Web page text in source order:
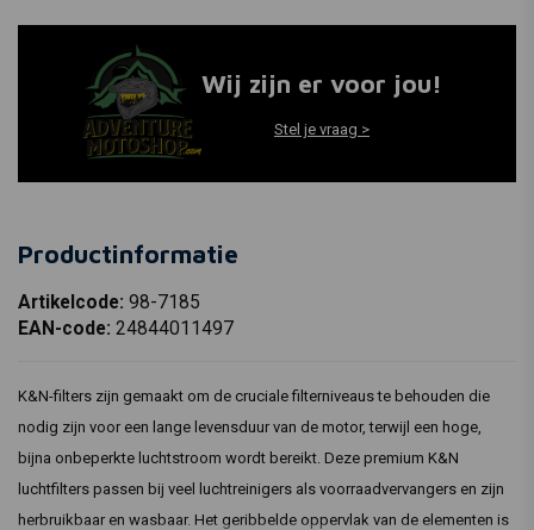
Wij zijn er voor jou!
Stel je vraag >
Productinformatie
Artikelcode: 98-7185
EAN-code: 24844011497
K&N-filters zijn gemaakt om de cruciale filterniveaus te behouden die
nodig zijn voor een lange levensduur van de motor, terwijl een hoge,
bijna onbeperkte luchtstroom wordt bereikt. Deze premium K&N
luchtfilters passen bij veel luchtreinigers als voorraadvervangers en zijn
herbruikbaar en wasbaar. Het geribbelde oppervlak van de elementen is